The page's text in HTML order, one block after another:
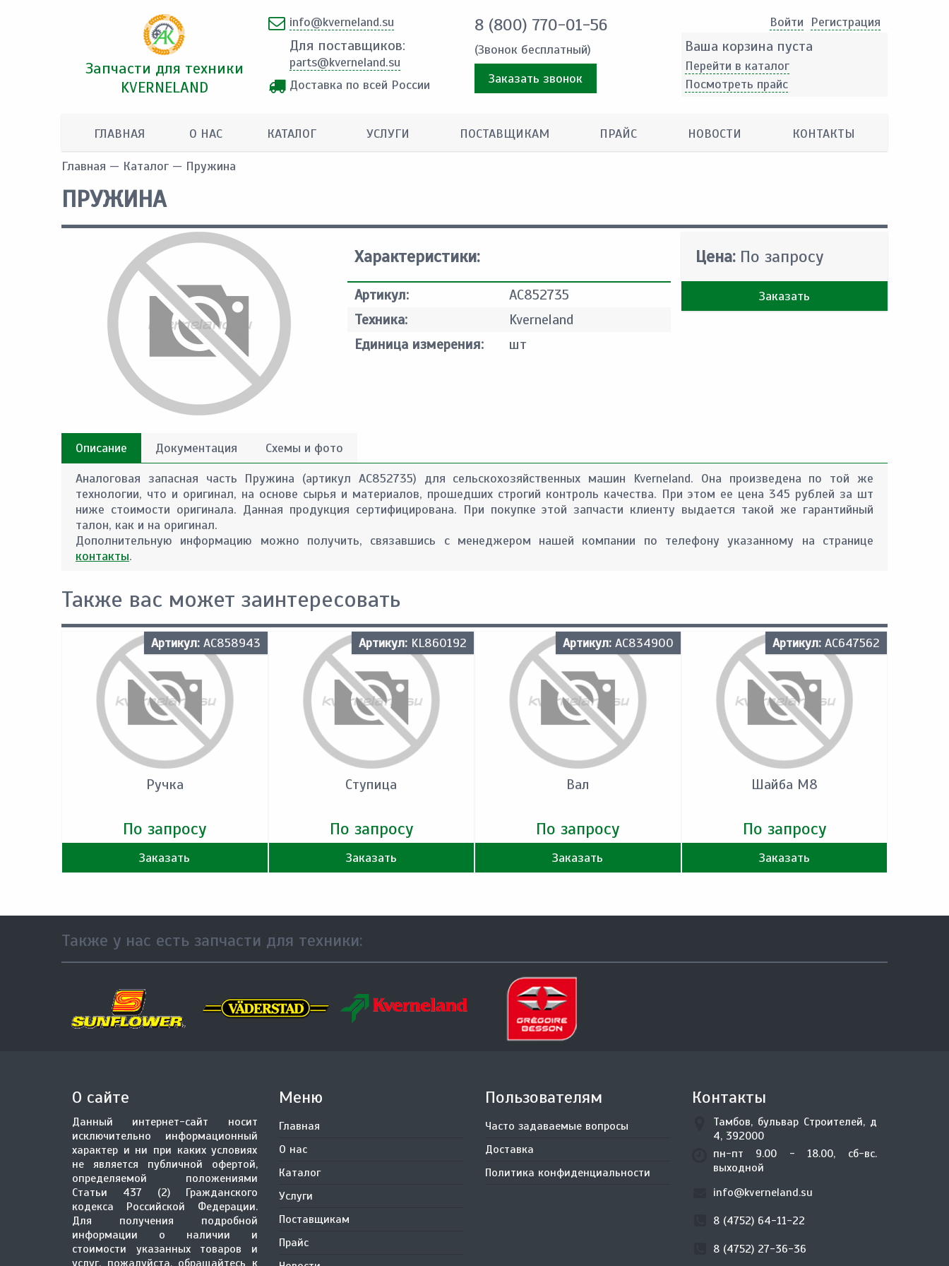
Запчасти для техники
KVERNELAND
info@kverneland.su
Для поставщиков:
parts@kverneland.su
Доставка по всей России
8 (800) 770-01-56
(Звонок бесплатный)
Заказать звонок
Войти Pегистрация
Ваша корзина пуста
Перейти в каталог
Посмотреть прайс
ГЛАВНАЯ О НАС КАТАЛОГ УСЛУГИ ПОСТАВЩИКАМ ПРАЙС НОВОСТИ КОНТАКТЫ
Главная — Каталог — Пружина
ПРУЖИНА
Характеристики:
Артикул:
AC852735
Техника:
Kverneland
Единица измерения:
шт
Цена: По запросу
Заказать
Описание Документация
Схемы и фото
Аналоговая запасная часть Пружина (артикул AC852735) для сельскохозяйственных машин Kverneland. Она произведена по той же
технологии, что и оригинал, на основе сырья и материалов, прошедших строгий контроль качества. При этом ее цена 345 рублей за шт
ниже стоимости оригинала. Данная продукция сертифицирована. При покупке этой запчасти клиенту выдается такой же гарантийный
талон, как и на оригинал.
Дополнительную информацию можно получить, связавшись с менеджером нашей компании по телефону указанному на странице
контакты.
Также вас может заинтересовать
Артикул: AC858943
Ручка
По запросу
Заказать
Артикул: KL860192
Ступица
По запросу
Заказать
Артикул: AC834900
Вал
По запросу
Заказать
Артикул: AC647562
Шайба M8
По запросу
Заказать
Также у нас есть запчасти для техники:
О сайте
Данный интернет-сайт носит
исключительно информационный
характер и ни при каких условиях
не является публичной офертой,
определяемой положениями
Статьи 437 (2) Гражданского
кодекса Российской Федерации.
Для получения подробной
информации о наличии и
стоимости указанных товаров и
услуг, пожалуйста, обращайтесь к
Меню
Главная
О нас
Каталог
Услуги
Поставщикам
Прайс
Пользователям
Часто задаваемые вопросы
Доставка
Политика конфиденциальности
Контакты
Тамбов, бульвар Строителей, д
4, 392000
пн-пт 9.00 - 18.00, сб-вс.
выходной
info@kverneland.su
8 (4752) 64-11-22
8 (4752) 27-36-36